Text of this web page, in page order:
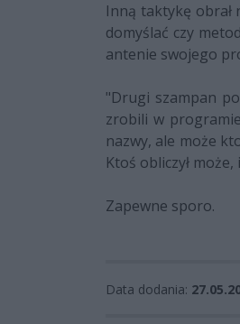
Inną taktykę obrał
domyślać czy
antenie swojego
"Drugi szampan
zrobili w
nazwy, ale może
Ktoś obliczył
Zapewne sporo.
Data dodania: